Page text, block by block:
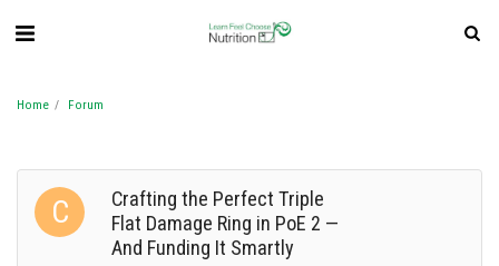
Home Forum
Crafting the Perfect Triple
Flat Damage Ring in PoE 2 —
And Funding It Smartly